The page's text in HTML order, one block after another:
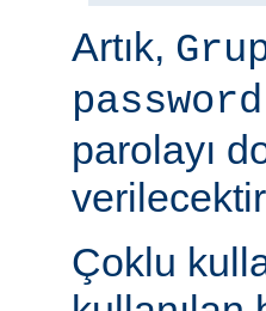
Artık,
password
parolayı
Çoklu